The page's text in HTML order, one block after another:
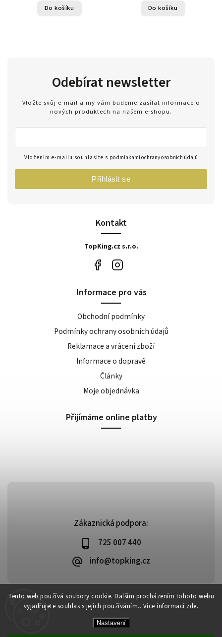
Tento web používá soubory cookie. Dalším procházením tohoto webu
vyjadřujete souhlas s jejich používáním.. Více informací zde.
Nastavení
Do košíku Do košíku
Zákaznická podpora:
725 007 440
info@topking.cz
Kontakt
TopKing.cz s.r.o.
Odebírat newsletter
Vložte svůj e-mail a my vám budeme zasílat informace o
nových produktech na našem e-shopu.
Vložením e-mailu souhlasíte s podmínkami ochrany osobních údajů
Přihlásit se
Informace pro vás
Obchodní podmínky
Podmínky ochrany osobních údajů
Reklamace a vrácení zboží
Informace o dopravě
Články
Moje objednávka
Přijímáme online platby
Copyright 2026Top King. Všechna práva vyhrazena.
VytvořilShoptet| Design